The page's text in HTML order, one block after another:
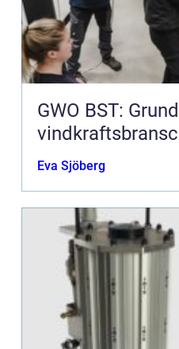
GWO BST:
Eva Sjöberg